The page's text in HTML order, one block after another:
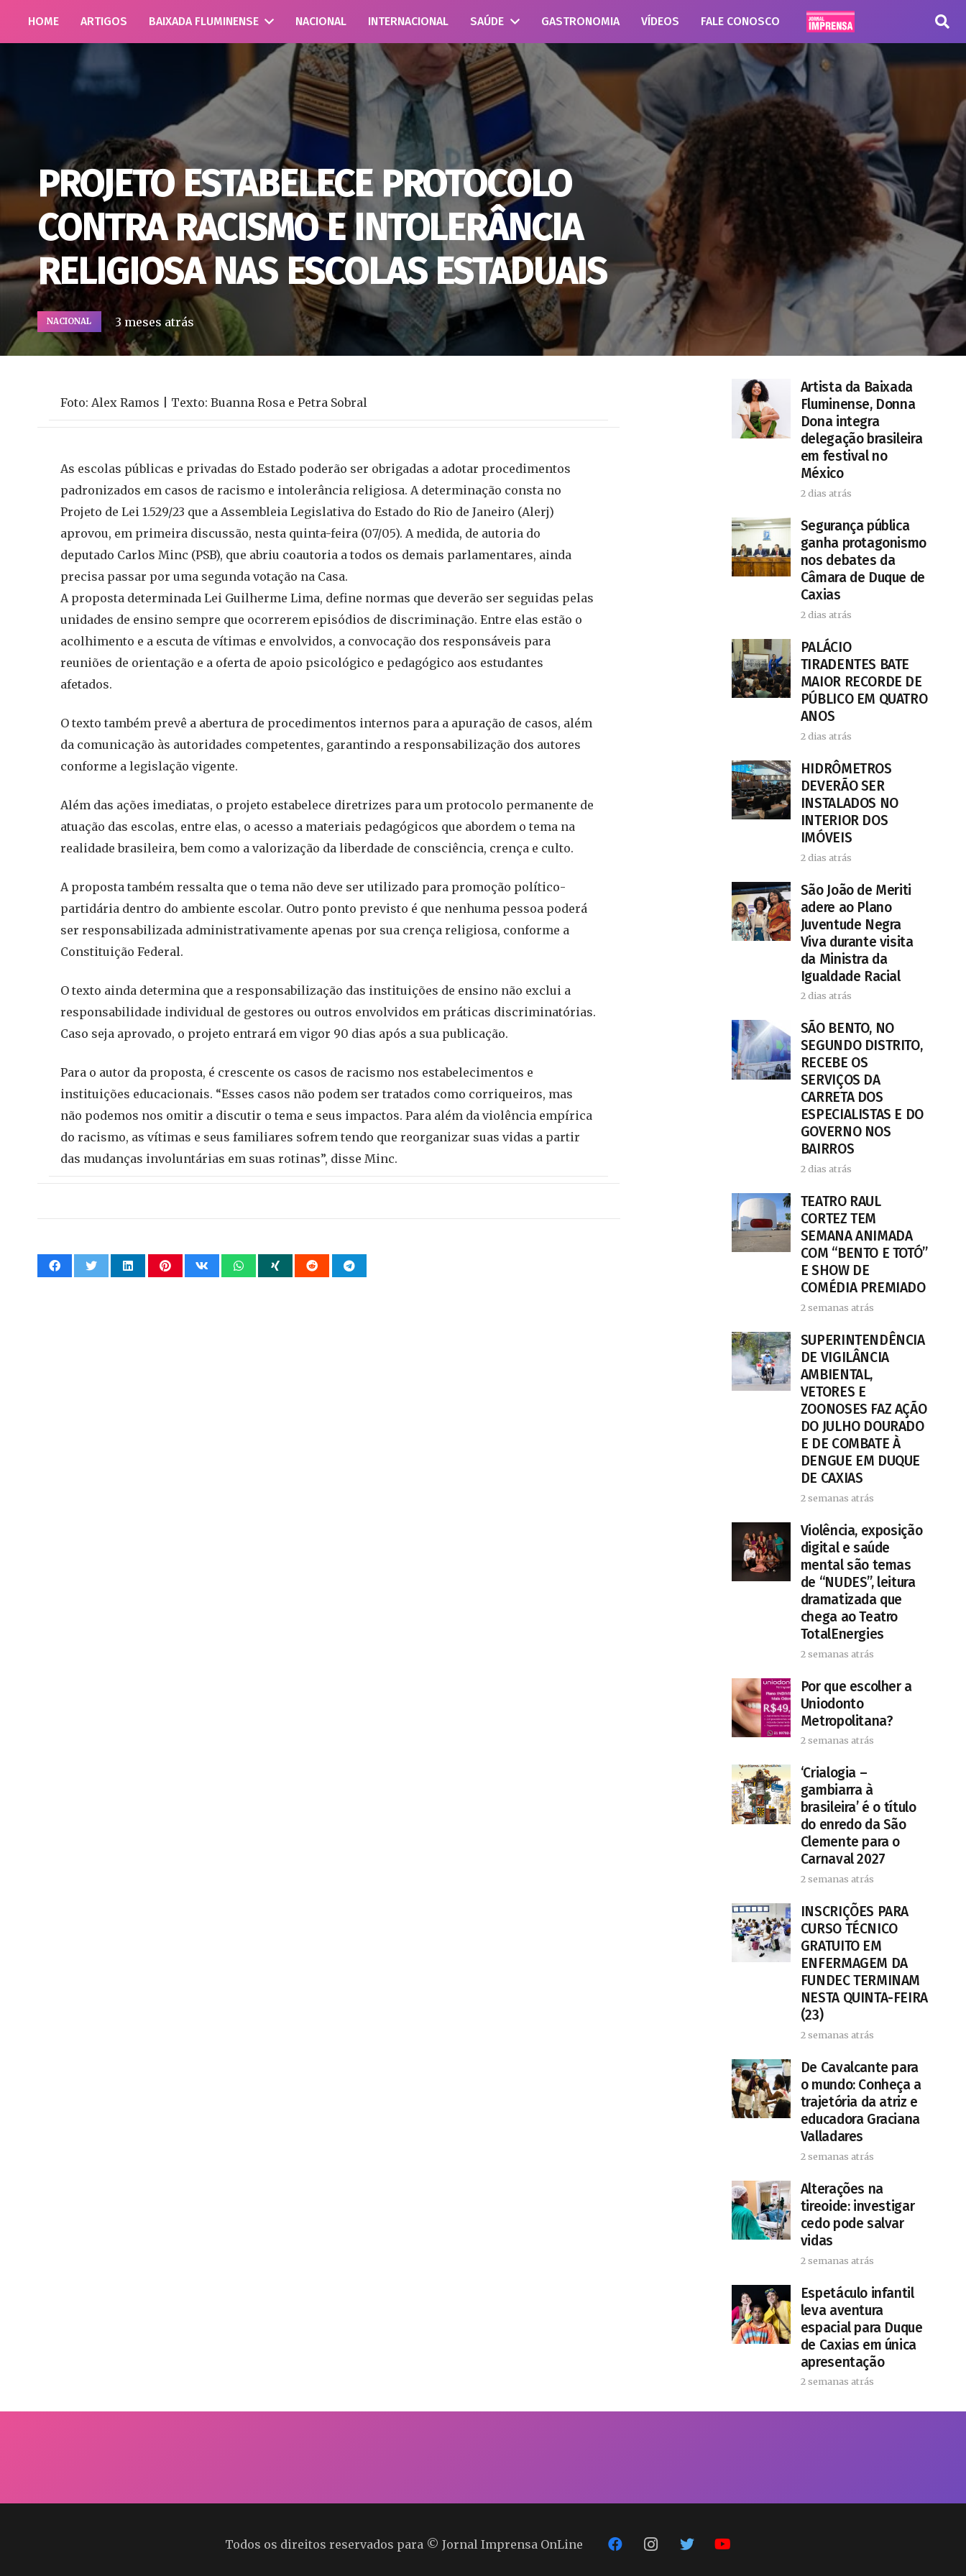
HOME ARTIGOS BAIXADA FLUMINENSE NACIONAL INTERNACIONAL SAÚDE GASTRONOMIA VÍDEOS FALE CONOSCO
PROJETO ESTABELECE PROTOCOLO
CONTRA RACISMO E INTOLERÂNCIA
RELIGIOSA NAS ESCOLAS ESTADUAIS
NACIONAL 3 meses atrás
Foto: Alex Ramos | Texto: Buanna Rosa e Petra Sobral
As escolas públicas e privadas do Estado poderão ser obrigadas a adotar procedimentos
padronizados em casos de racismo e intolerância religiosa. A determinação consta no
Projeto de Lei 1.529/23 que a Assembleia Legislativa do Estado do Rio de Janeiro (Alerj)
aprovou, em primeira discussão, nesta quinta-feira (07/05). A medida, de autoria do
deputado Carlos Minc (PSB), que abriu coautoria a todos os demais parlamentares, ainda
precisa passar por uma segunda votação na Casa.
A proposta determinada Lei Guilherme Lima, define normas que deverão ser seguidas pelas
unidades de ensino sempre que ocorrerem episódios de discriminação. Entre elas estão o
acolhimento e a escuta de vítimas e envolvidos, a convocação dos responsáveis para
reuniões de orientação e a oferta de apoio psicológico e pedagógico aos estudantes
afetados.
O texto também prevê a abertura de procedimentos internos para a apuração de casos, além
da comunicação às autoridades competentes, garantindo a responsabilização dos autores
conforme a legislação vigente.
Além das ações imediatas, o projeto estabelece diretrizes para um protocolo permanente de
atuação das escolas, entre elas, o acesso a materiais pedagógicos que abordem o tema na
realidade brasileira, bem como a valorização da liberdade de consciência, crença e culto.
A proposta também ressalta que o tema não deve ser utilizado para promoção político-
partidária dentro do ambiente escolar. Outro ponto previsto é que nenhuma pessoa poderá
ser responsabilizada administrativamente apenas por sua crença religiosa, conforme a
Constituição Federal.
O texto ainda determina que a responsabilização das instituições de ensino não exclui a
responsabilidade individual de gestores ou outros envolvidos em práticas discriminatórias.
Caso seja aprovado, o projeto entrará em vigor 90 dias após a sua publicação.
Para o autor da proposta, é crescente os casos de racismo nos estabelecimentos e
instituições educacionais. “Esses casos não podem ser tratados como corriqueiros, mas
não podemos nos omitir a discutir o tema e seus impactos. Para além da violência empírica
do racismo, as vítimas e seus familiares sofrem tendo que reorganizar suas vidas a partir
das mudanças involuntárias em suas rotinas”, disse Minc.
Artista da Baixada
Fluminense, Donna
Dona integra
delegação brasileira
em festival no
México
2 dias atrás
Segurança pública
ganha protagonismo
nos debates da
Câmara de Duque de
Caxias
2 dias atrás
PALÁCIO
TIRADENTES BATE
MAIOR RECORDE DE
PÚBLICO EM QUATRO
ANOS
2 dias atrás
HIDRÔMETROS
DEVERÃO SER
INSTALADOS NO
INTERIOR DOS
IMÓVEIS
2 dias atrás
São João de Meriti
adere ao Plano
Juventude Negra
Viva durante visita
da Ministra da
Igualdade Racial
2 dias atrás
SÃO BENTO, NO
SEGUNDO DISTRITO,
RECEBE OS
SERVIÇOS DA
CARRETA DOS
ESPECIALISTAS E DO
GOVERNO NOS
BAIRROS
2 dias atrás
TEATRO RAUL
CORTEZ TEM
SEMANA ANIMADA
COM “BENTO E TOTÓ”
E SHOW DE
COMÉDIA PREMIADO
2 semanas atrás
SUPERINTENDÊNCIA
DE VIGILÂNCIA
AMBIENTAL,
VETORES E
ZOONOSES FAZ AÇÃO
DO JULHO DOURADO
E DE COMBATE À
DENGUE EM DUQUE
DE CAXIAS
2 semanas atrás
Violência, exposição
digital e saúde
mental são temas
de “NUDES”, leitura
dramatizada que
chega ao Teatro
TotalEnergies
2 semanas atrás
Por que escolher a
Uniodonto
Metropolitana?
2 semanas atrás
‘Crialogia –
gambiarra à
brasileira’ é o título
do enredo da São
Clemente para o
Carnaval 2027
2 semanas atrás
INSCRIÇÕES PARA
CURSO TÉCNICO
GRATUITO EM
ENFERMAGEM DA
FUNDEC TERMINAM
NESTA QUINTA-FEIRA
(23)
2 semanas atrás
De Cavalcante para
o mundo: Conheça a
trajetória da atriz e
educadora Graciana
Valladares
2 semanas atrás
Alterações na
tireoide: investigar
cedo pode salvar
vidas
2 semanas atrás
​Espetáculo infantil
leva aventura
espacial para Duque
de Caxias em única
apresentação
2 semanas atrás
Todos os direitos reservados para © Jornal Imprensa OnLine